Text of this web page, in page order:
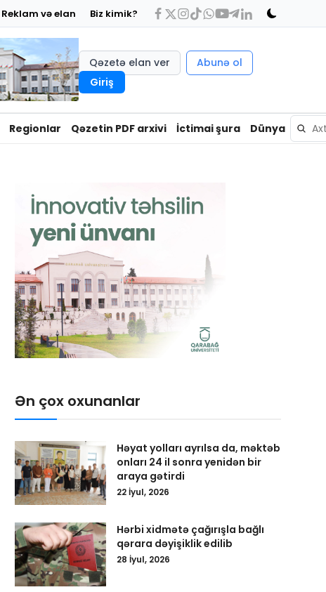
Reklam və elan Biz kimik?
Qəzetə elan ver
Abunə ol
Giriş
Regionlar Qəzetin PDF arxivi İctimai şura Dünya
Ən çox oxunanlar
Həyat yolları ayrılsa da, məktəb
onları 24 il sonra yenidən bir
araya gətirdi
22 İyul, 2026
Hərbi xidmətə çağırışla bağlı
qərara dəyişiklik edilib
28 İyul, 2026